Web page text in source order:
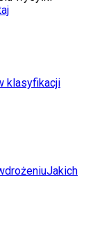
klasyfikacji
Jakich